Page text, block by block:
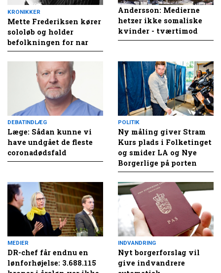
KRONIKKER
Mette Frederiksen kører
sololøb og holder
befolkningen for nar
Andersson: Medierne
hetzer ikke somaliske
kvinder - tværtimod
DEBATINDLÆG
Læge: Sådan kunne vi
have undgået de fleste
coronadødsfald
POLITIK
Ny måling giver Stram
Kurs plads i Folketinget
og smider LA og Nye
Borgerlige på porten
MEDIER
DR-chef får endnu en
lønforhøjelse: 3.688.115
INDVANDRING
Nyt borgerforslag vil
give indvandrere